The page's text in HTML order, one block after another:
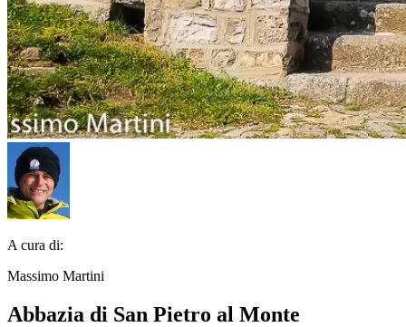
A cura di:
Massimo Martini
Abbazia di San Pietro al Monte